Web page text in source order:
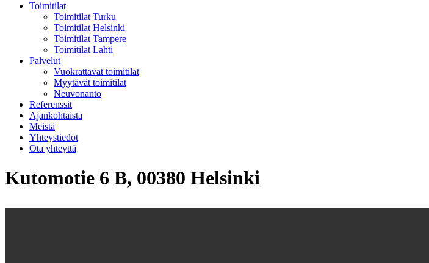
Toimitilat
Toimitilat Turku
Toimitilat Helsinki
Toimitilat Tampere
Toimitilat Lahti
Palvelut
Vuokrattavat toimitilat
Myytävät toimitilat
Neuvonanto
Referenssit
Ajankohtaista
Meistä
Yhteystiedot
Ota yhteyttä
Kutomotie 6 B, 00380 Helsinki